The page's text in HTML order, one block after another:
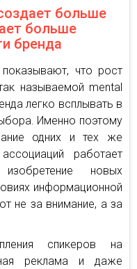
больше
больше
бренда
показывают, что рост
называемой mental
легко всплывать в
Именно поэтому
одних и тех же
работает
новых
информационной
не за внимание, а за
спикеров на
реклама и даже